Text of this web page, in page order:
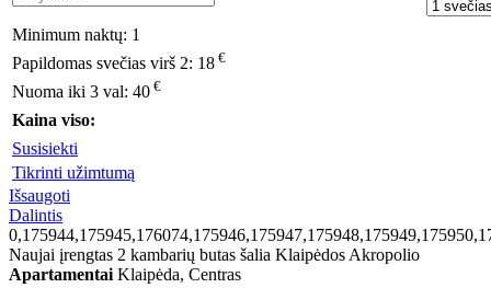
Minimum naktų: 1
Papildomas svečias virš 2: 18 €
Nuoma iki 3 val: 40 €
Kaina viso:
Susisiekti
Tikrinti užimtumą
Išsaugoti
Dalintis
Naujai įrengtas 2 kambarių butas šalia Klaipėdos Akropolio
Apartamentai Klaipėda, Centras